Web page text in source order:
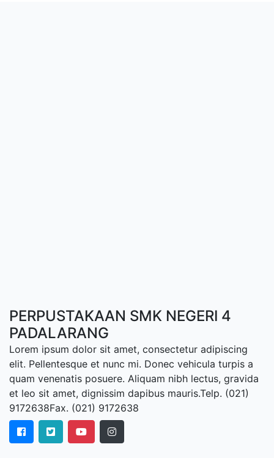
PERPUSTAKAAN SMK NEGERI 4
PADALARANG
Lorem ipsum dolor sit amet, consectetur adipiscing
elit. Pellentesque et nunc mi. Donec vehicula turpis a
quam venenatis posuere. Aliquam nibh lectus, gravida
et leo sit amet, dignissim dapibus mauris.Telp. (021)
9172638Fax. (021) 9172638